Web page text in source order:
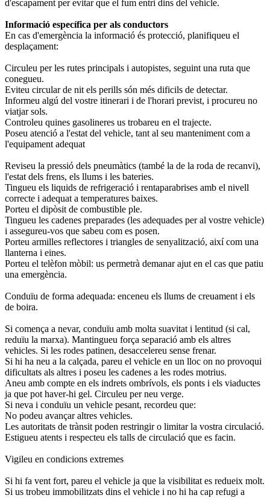
d'escapament per evitar que el fum entri dins del vehicle.
Informació específica per als conductors
En cas d'emergència la informació és protecció, planifiqueu el
desplaçament:
Circuleu per les rutes principals i autopistes, seguint una ruta que
conegueu.
Eviteu circular de nit els perills són més dificils de detectar.
Informeu algú del vostre itinerari i de l'horari previst, i procureu no
viatjar sols.
Controleu quines gasolineres us trobareu en el trajecte.
Poseu atenció a l'estat del vehicle, tant al seu manteniment com a
l'equipament adequat
Reviseu la pressió dels pneumàtics (també la de la roda de recanvi),
l'estat dels frens, els llums i les bateries.
Tingueu els liquids de refrigeració i rentaparabrises amb el nivell
correcte i adequat a temperatures baixes.
Porteu el dipòsit de combustible ple.
Tingueu les cadenes preparades (les adequades per al vostre vehicle)
i assegureu-vos que sabeu com es posen.
Porteu armilles reflectores i triangles de senyalització, així com una
llanterna i eines.
Porteu el telèfon mòbil: us permetrà demanar ajut en el cas que patiu
una emergència.
Conduïu de forma adequada: enceneu els llums de creuament i els
de boira.
Si comença a nevar, conduïu amb molta suavitat i lentitud (si cal,
reduïu la marxa). Mantingueu força separació amb els altres
vehicles. Si les rodes patinen, desaccelereu sense frenar.
Si hi ha neu a la calçada, pareu el vehicle en un lloc on no provoqui
dificultats als altres i poseu les cadenes a les rodes motrius.
Aneu amb compte en els indrets ombrívols, els ponts i els viaductes
ja que pot haver-hi gel. Circuleu per neu verge.
Si neva i conduïu un vehicle pesant, recordeu que:
No podeu avançar altres vehicles.
Les autoritats de trànsit poden restringir o limitar la vostra circulació.
Estigueu atents i respecteu els talls de circulació que es facin.
Vigileu en condicions extremes
Si hi fa vent fort, pareu el vehicle ja que la visibilitat es redueix molt.
Si us trobeu immobilitzats dins el vehicle i no hi ha cap refugi a